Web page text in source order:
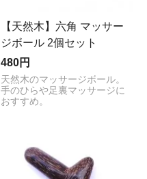
【天然木】六角 マッサー
ジボール 2個セット
480円
天然木のマッサージボール。
手のひらや足裏マッサージに
おすすめ。